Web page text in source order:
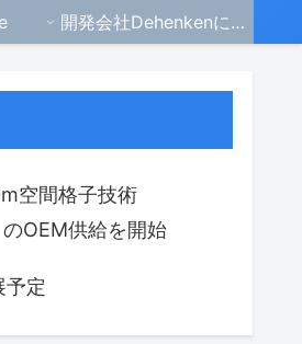
開発会社Dehenkenについて
空間格子技術
のOEM供給を開始
予定